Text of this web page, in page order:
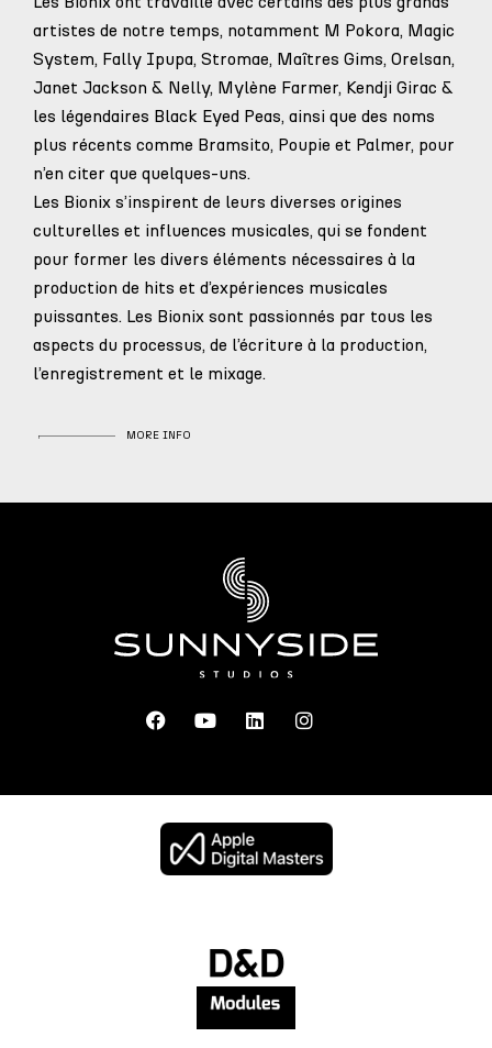
artistes de notre temps, notamment M Pokora, Magic
System, Fally Ipupa, Stromae, Maîtres Gims, Orelsan,
Janet Jackson & Nelly, Mylène Farmer, Kendji Girac &
les légendaires Black Eyed Peas, ainsi que des noms
plus récents comme Bramsito, Poupie et Palmer, pour
n’en citer que quelques-uns.
Les Bionix s’inspirent de leurs diverses origines
culturelles et influences musicales, qui se fondent
pour former les divers éléments nécessaires à la
production de hits et d’expériences musicales
puissantes. Les Bionix sont passionnés par tous les
aspects du processus, de l’écriture à la production,
l’enregistrement et le mixage.
MORE INFO